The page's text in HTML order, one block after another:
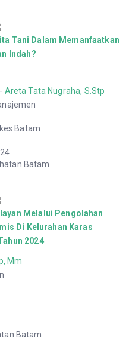
Tani Dalam Memanfaatkan
Indah?
- Areta Tata Nugraha, S.Stp
Batam
Batam
Melalui Pengolahan
Di Kelurahan Karas
2024
Mm
Batam